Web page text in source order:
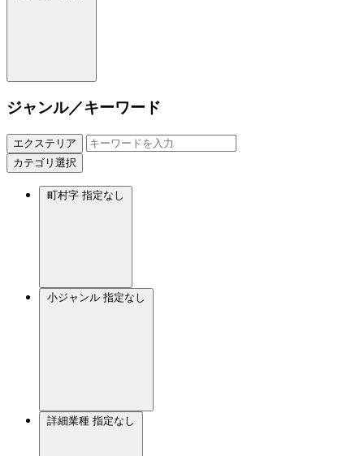
ジャンル／キーワード
エクステリア
カテゴリ選択
町村字 指定なし
小ジャンル 指定なし
詳細業種 指定なし